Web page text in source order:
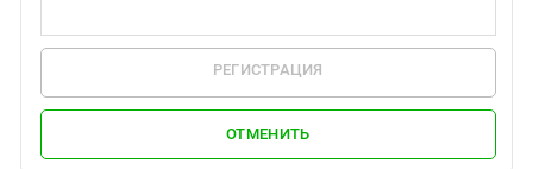
РЕГИСТРАЦИЯ
ОТМЕНИТЬ